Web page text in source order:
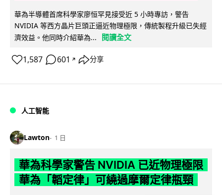
華為半導體首席科學家廖恒罕見接受近 5 小時專訪，警告
NVIDIA 等西方晶片巨頭正逼近物理極限，傳統製程升級已失經
濟效益。他同時介紹華為...
閱讀全文
1,587 601 ↗ 分享
人工智能
Lawton 1 日
華為科學家警告 NVIDIA 已近物理極限
華為「韜定律」可繞過摩爾定律瓶頸